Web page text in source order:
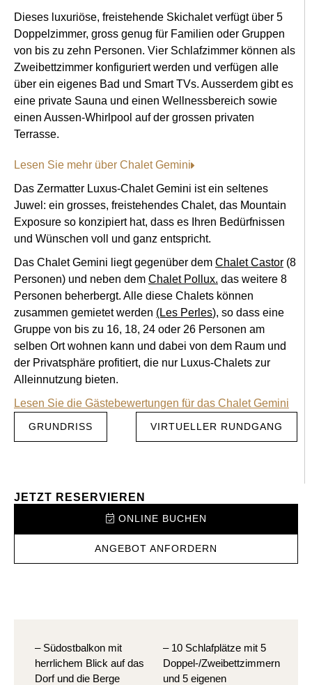
Dieses luxuriöse, freistehende Skichalet verfügt über 5
Doppelzimmer, gross genug für Familien oder Gruppen
von bis zu zehn Personen. Vier Schlafzimmer können als
Zweibettzimmer konfiguriert werden und verfügen alle
über ein eigenes Bad und Smart TVs. Ausserdem gibt es
eine private Sauna und einen Wellnessbereich sowie
einen Aussen-Whirlpool auf der grossen privaten
Terrasse.
Lesen Sie mehr über Chalet Gemini
Das Zermatter Luxus-Chalet Gemini ist ein seltenes
Juwel: ein grosses, freistehendes Chalet, das Mountain
Exposure so konzipiert hat, dass es Ihren Bedürfnissen
und Wünschen voll und ganz entspricht.
Das Chalet Gemini liegt gegenüber dem Chalet Castor (8
Personen) und neben dem Chalet Pollux. das weitere 8
Personen beherbergt. Alle diese Chalets können
zusammen gemietet werden (Les Perles), so dass eine
Gruppe von bis zu 16, 18, 24 oder 26 Personen am
selben Ort wohnen kann und dabei von dem Raum und
der Privatsphäre profitiert, die nur Luxus-Chalets zur
Alleinnutzung bieten.
Lesen Sie die Gästebewertungen für das Chalet Gemini
GRUNDRISS VIRTUELLER RUNDGANG
JETZT RESERVIEREN
ONLINE BUCHEN
ANGEBOT ANFORDERN
– Südostbalkon mit
herrlichem Blick auf das
Dorf und die Berge
– 10 Schlafplätze mit 5
Doppel-/Zweibettzimmern
und 5 eigenen